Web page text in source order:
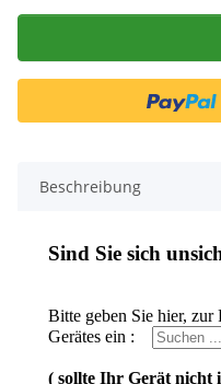
Beschreibung